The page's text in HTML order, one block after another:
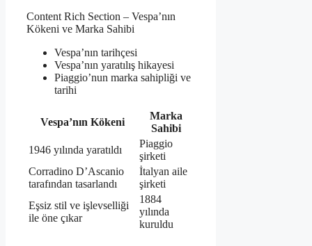
Content Rich Section – Vespa’nın
Kökeni ve Marka Sahibi
Vespa’nın tarihçesi
Vespa’nın yaratılış hikayesi
Piaggio’nun marka sahipliği ve
tarihi
Vespa’nın Kökeni
Marka
Sahibi
1946 yılında yaratıldı
Piaggio
şirketi
Corradino D’Ascanio
tarafından tasarlandı
İtalyan aile
şirketi
Eşsiz stil ve işlevselliği
ile öne çıkar
1884
yılında
kuruldu